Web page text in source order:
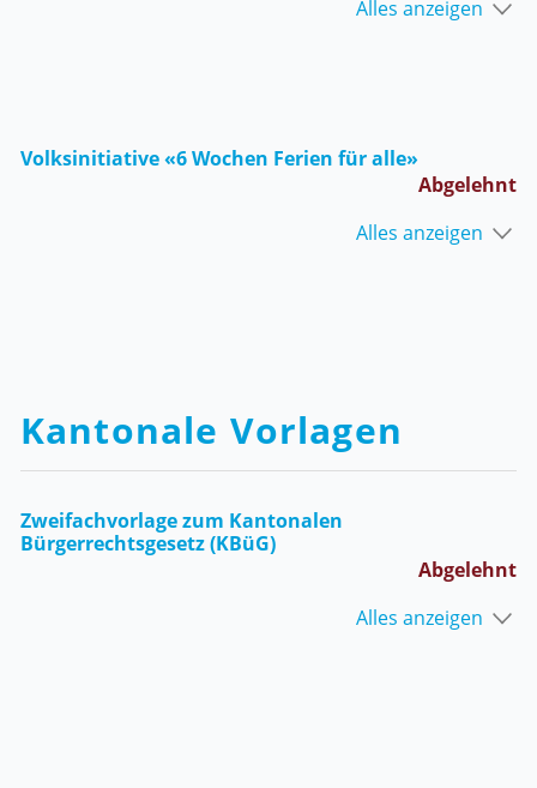
Alles anzeigen
Volksinitiative «6 Wochen Ferien für alle»
Abgelehnt
Alles anzeigen
Kantonale Vorlagen
Zweifachvorlage zum Kantonalen
Bürgerrechtsgesetz (KBüG)
Abgelehnt
Alles anzeigen